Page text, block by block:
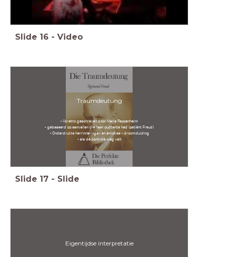
Slide 16 - Video
Traumdeutung
- libretto geschreven door Marie Pappenheim
- gebaseerd op aanvallen die haar oudtante had (patiënt Freud)
- Onderdrukte herrinneringen en emoties - droomduiding
- als de controle weg valt
Slide 17 - Slide
Eigentijdse interpretatie